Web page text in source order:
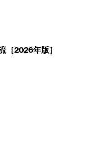
［2026年版］